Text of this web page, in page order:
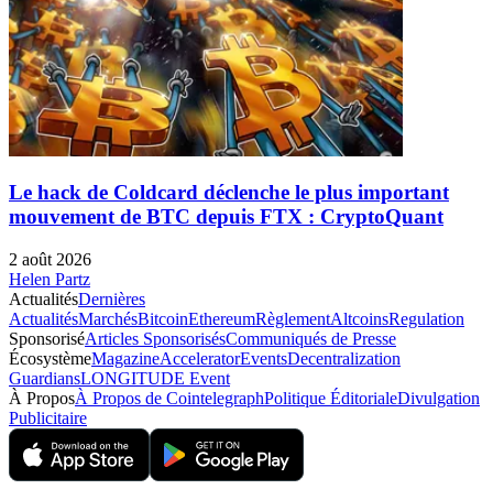
Le hack de Coldcard déclenche le plus important
mouvement de BTC depuis FTX : CryptoQuant
2 août 2026
Helen Partz
ActualitésDernières
ActualitésMarchésBitcoinEthereumRèglementAltcoinsRegulation
SponsoriséArticles SponsorisésCommuniqués de Presse
ÉcosystèmeMagazineAcceleratorEventsDecentralization
GuardiansLONGITUDE Event
À ProposÀ Propos de CointelegraphPolitique ÉditorialeDivulgation
Publicitaire